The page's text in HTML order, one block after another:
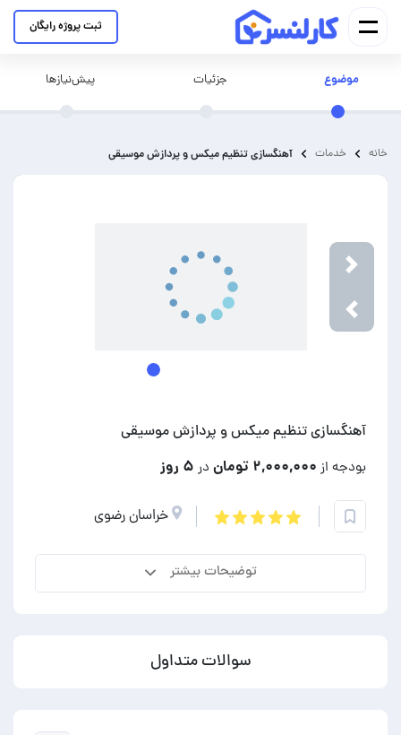
ثبت پروژه رایگان
موضوع جزئیات پیش‌نیازها
خانه خدمات آهنگسازی تنظیم میکس و پردازش موسیقی
Next
آهنگسازی تنظیم میکس و پردازش موسیقی
بودجه از ۲,۰۰۰,۰۰۰ تومان در ۵ روز
خراسان رضوی
توضیحات بیشتر
سوالات متداول